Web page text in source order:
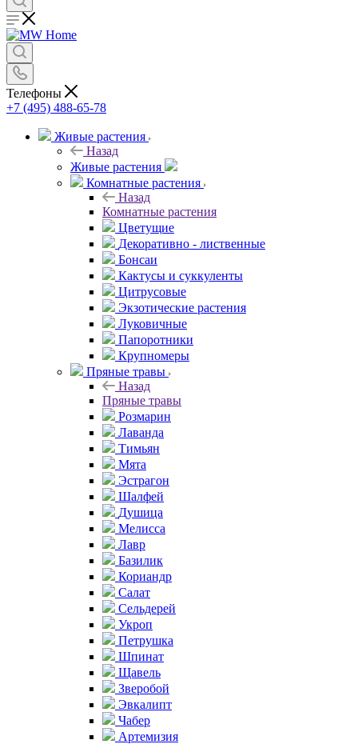
Телефоны
+7 (495) 488-65-78
Живые растения
Назад
Живые растения
Комнатные растения
Назад
Комнатные растения
Цветущие
Декоративно - лиственные
Бонсаи
Кактусы и суккуленты
Цитрусовые
Экзотические растения
Луковичные
Папоротники
Крупномеры
Пряные травы
Назад
Пряные травы
Розмарин
Лаванда
Тимьян
Мята
Эстрагон
Шалфей
Душица
Мелисса
Лавр
Базилик
Кориандр
Салат
Сельдерей
Укроп
Петрушка
Шпинат
Щавель
Зверобой
Эвкалипт
Чабер
Артемизия